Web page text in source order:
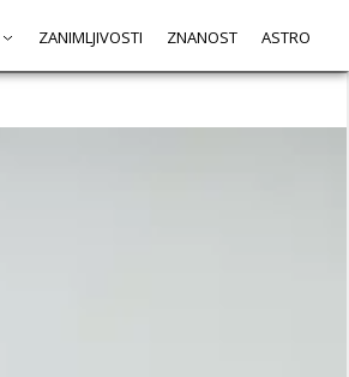
ZANIMLJIVOSTI ZNANOST ASTRO